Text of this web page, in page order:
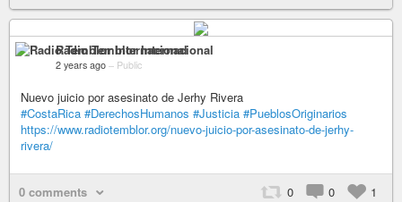
Radio Temblor Internacional
2 years ago – Public
Nuevo juicio por asesinato de Jerhy Rivera
#CostaRica #DerechosHumanos #Justicia #PueblosOriginarios
https://www.radiotemblor.org/nuevo-juicio-por-asesinato-de-jerhy-
rivera/
0 comments 0 0 1